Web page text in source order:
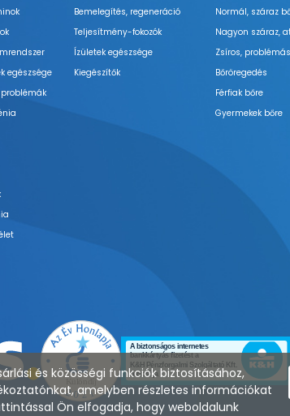
egészsége
Bemelegítés, regeneráció
Teljesítmény-fokozók
Ízületek egészsége
Kiegészítők
Normál, száraz
Nagyon száraz,
Zsíros,
Bőröregedés
Férfiak bőre
Gyermekek bőre
és közösségi funkciók biztosításához,
amelyben részletes információkat
Ön elfogadja, hogy weboldalunk